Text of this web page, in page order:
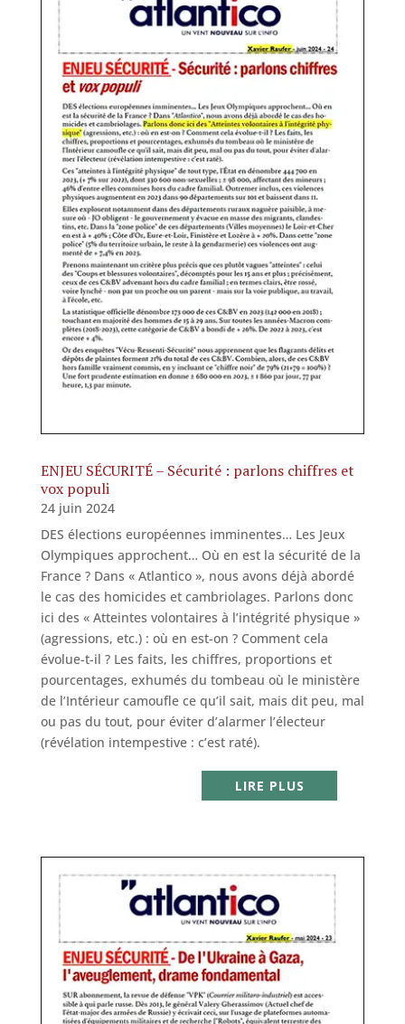
ENJEU SÉCURITÉ – Sécurité : parlons chiffres et
vox populi
24 juin 2024
DES élections européennes imminentes… Les Jeux
Olympiques approchent… Où en est la sécurité de la
France ? Dans « Atlantico », nous avons déjà abordé
le cas des homicides et cambriolages. Parlons donc
ici des « Atteintes volontaires à l’intégrité physique »
(agressions, etc.) : où en est-on ? Comment cela
évolue-t-il ? Les faits, les chiffres, proportions et
pourcentages, exhumés du tombeau où le ministère
de l’Intérieur camoufle ce qu’il sait, mais dit peu, mal
ou pas du tout, pour éviter d’alarmer l’électeur
(révélation intempestive : c’est raté).
LIRE PLUS